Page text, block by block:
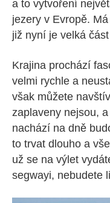
a to vytvoření
jezery v Evropě.
již nyní je velká
Krajina prochází
velmi rychle a
však můžete
zaplaveny nejsou,
nachází na dně
to trvat dlouho a
už se na výlet
segwayi, nebudete